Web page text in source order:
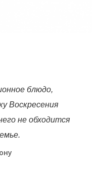
блюдо,
Воскресения
не обходится